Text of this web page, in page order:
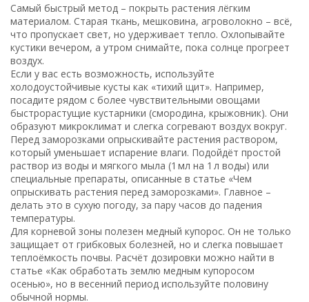
Самый быстрый метод – покрыть растения лёгким
материалом. Старая ткань, мешковина, агроволокно – всё,
что пропускает свет, но удерживает тепло. Охлопывайте
кустики вечером, а утром снимайте, пока солнце прогреет
воздух.
Если у вас есть возможность, используйте
холодоустойчивые кусты как «тихий щит». Например,
посадите рядом с более чувствительными овощами
быстрорастущие кустарники (смородина, крыжовник). Они
образуют микроклимат и слегка согревают воздух вокруг.
Перед заморозками опрыскивайте растения раствором,
который уменьшает испарение влаги. Подойдёт простой
раствор из воды и мягкого мыла (1 мл на 1 л воды) или
специальные препараты, описанные в статье «Чем
опрыскивать растения перед заморозками». Главное –
делать это в сухую погоду, за пару часов до падения
температуры.
Для корневой зоны полезен медный купорос. Он не только
защищает от грибковых болезней, но и слегка повышает
теплоёмкость почвы. Расчёт дозировки можно найти в
статье «Как обработать землю медным купоросом
осенью», но в весенний период используйте половину
обычной нормы.